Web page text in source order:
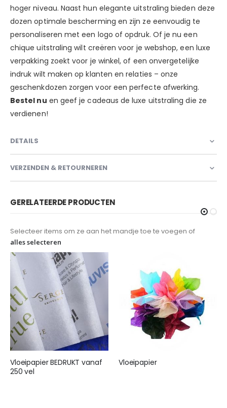
hoger niveau. Naast hun elegante uitstraling bieden deze
dozen optimale bescherming en zijn ze eenvoudig te
personaliseren met een logo of opdruk. Of je nu een
chique uitstraling wilt creëren voor je webshop, een luxe
verpakking zoekt voor je winkel, of een onvergetelijke
indruk wilt maken op klanten en relaties – onze
geschenkdozen zorgen voor een perfecte afwerking.
Bestel nu en geef je cadeaus de luxe uitstraling die ze
verdienen!
DETAILS
VERZENDEN & RETOURNEREN
GERELATEERDE PRODUCTEN
Selecteer items om ze aan het mandje toe te voegen of
alles selecteren
Vloeipapier BEDRUKT vanaf
250 vel
Vloeipapier